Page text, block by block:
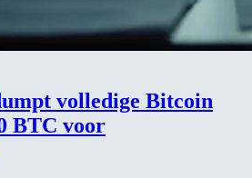
volledige Bitcoin
BTC voor